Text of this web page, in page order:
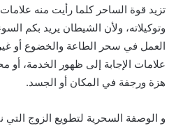
تزيد قوة الساحر كلما رأيت منه
وتوكيلاته، ولأن الشيطان يريد بكم
العمل في سحر الطاعة والخضوع أو
علامات الإجابة إلى ظهور الخدمة، أو
هزة ورجفة في المكان أو الجسد.
و الوصفة السحرية لتطويع الزوج